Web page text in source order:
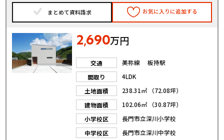
まとめて資料請求 お気に入りに追加する
2,690万円
交通
美祢線 板持駅
間取り
4LDK
土地面積
238.31㎡ （72.08坪）
建物面積
102.06㎡ （30.87坪）
小学校区
長門市立深川小学校
中学校区
長門市立深川中学校